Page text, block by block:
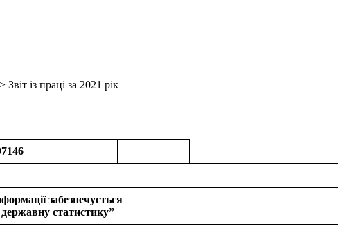
> Звіт із праці за 2021 рік
забезпечується
статистику”